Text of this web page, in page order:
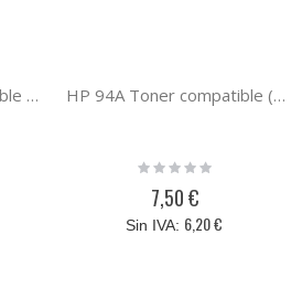
HP 94X Toner compatible CF294X PREMIUM (2.8K) HP 94A Toner compatible (CF294A)
Rating:
7,50 €
6,20 €